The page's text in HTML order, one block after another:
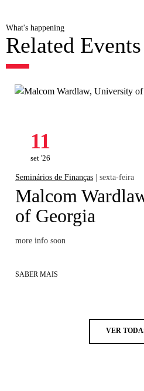
What's happening
Related Events
11
set '26
Seminários de Finanças | sexta-feira
Malcom
of Georgia
more info soon
SABER MAIS
VER